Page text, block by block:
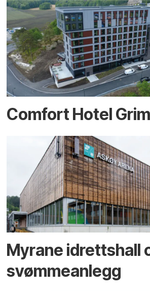
Comfort Hotel
Myrane idrettshall
svømmeanlegg